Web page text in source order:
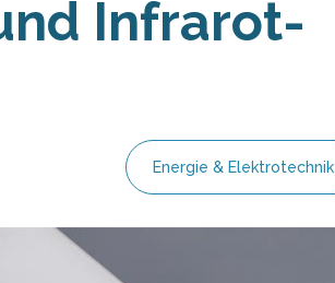
Infrarot-
Energie & Elektrotechnik